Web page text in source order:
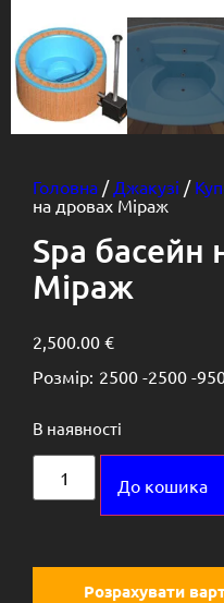
Головна / Джакузі /
на дровах Міраж
Spa басейн
Міраж
2,500.00 €
Розмір: 2500 -2500 -
В наявності
До кошика
Розрахувати